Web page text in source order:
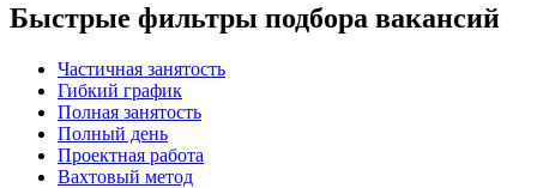
Быстрые фильтры подбора вакансий
Частичная занятость
Гибкий график
Полная занятость
Полный день
Проектная работа
Вахтовый метод